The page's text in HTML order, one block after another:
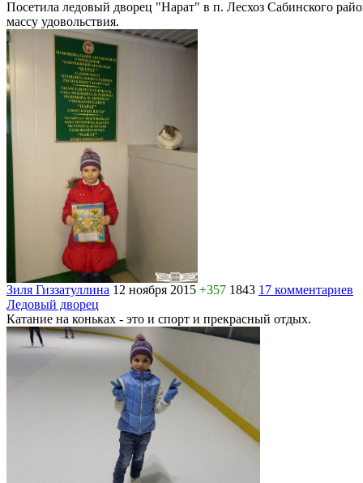
Посетила ледовый дворец "Нарат" в п. Лесхоз Сабинского
массу удовольствия.
Зиля Гиззатуллина 12 ноября 2015 +357 1843 17 комментариев
Ледовый дворец
Катание на коньках - это и спорт и прекрасный отдых.